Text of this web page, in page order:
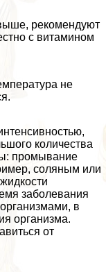
рекомендуют
с витамином
не
количества
промывание
соляным или
заболевания
в
организма.
от